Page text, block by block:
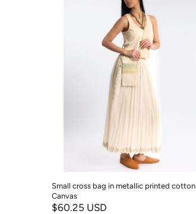
Small cross bag in metallic printed cotton
Canvas
$60.25 USD